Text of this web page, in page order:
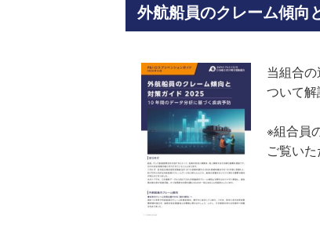
外航船員のクレーム傾向
当組合
ついて解
※組合員
ご覧い